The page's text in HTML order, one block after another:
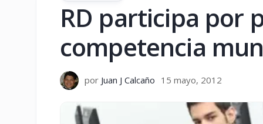
RD participa por
competencia
por Juan J Calcaño 15 mayo, 2012